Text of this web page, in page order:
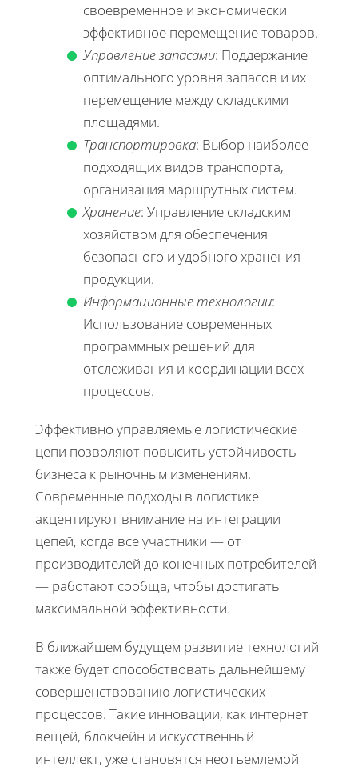
своевременное и экономически
эффективное перемещение товаров.
Управление запасами: Поддержание
оптимального уровня запасов и их
перемещение между складскими
площадями.
Транспортировка: Выбор наиболее
подходящих видов транспорта,
организация маршрутных систем.
Хранение: Управление складским
хозяйством для обеспечения
безопасного и удобного хранения
продукции.
Информационные технологии:
Использование современных
программных решений для
отслеживания и координации всех
процессов.
Эффективно управляемые логистические
цепи позволяют повысить устойчивость
бизнеса к рыночным изменениям.
Современные подходы в логистике
акцентируют внимание на интеграции
цепей, когда все участники — от
производителей до конечных потребителей
— работают сообща, чтобы достигать
максимальной эффективности.
В ближайшем будущем развитие технологий
также будет способствовать дальнейшему
совершенствованию логистических
процессов. Такие инновации, как интернет
вещей, блокчейн и искусственный
интеллект, уже становятся неотъемлемой